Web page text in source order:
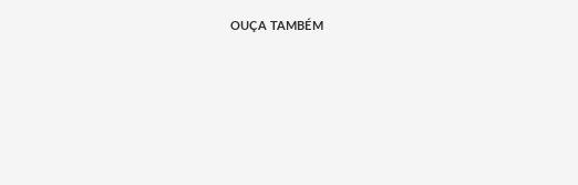
OUÇA TAMBÉM